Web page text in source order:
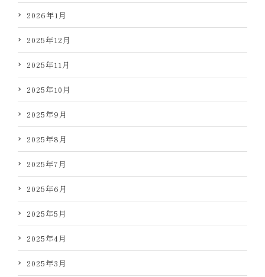
2026年1月
2025年12月
2025年11月
2025年10月
2025年9月
2025年8月
2025年7月
2025年6月
2025年5月
2025年4月
2025年3月